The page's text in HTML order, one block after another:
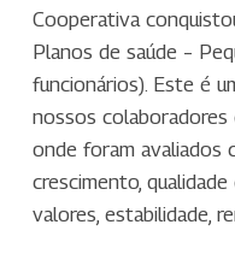
Cooperativa
Planos de saúde –
funcionários). Este é
nossos colaboradores
onde foram avaliados
crescimento,
valores, estabilidade,